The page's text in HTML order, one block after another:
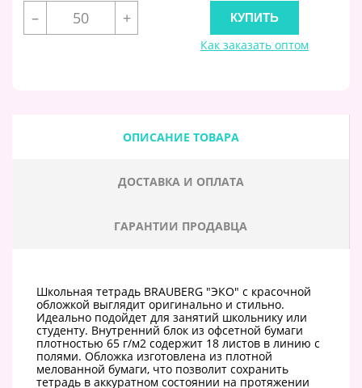
–
+
Как заказать оптом
ОПИСАНИЕ ТОВАРА
ДОСТАВКА И ОПЛАТА
ГАРАНТИИ ПРОДАВЦА
Школьная тетрадь BRAUBERG "ЭКО" с красочной
обложкой выглядит оригинально и стильно.
Идеально подойдет для занятий школьнику или
студенту. Внутренний блок из офсетной бумаги
плотностью 65 г/м2 содержит 18 листов в линию с
полями. Обложка изготовлена из плотной
мелованной бумаги, что позволит сохранить
тетрадь в аккуратном состоянии на протяжении